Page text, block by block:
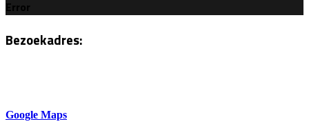
Error
Bezoekadres:
Google Maps